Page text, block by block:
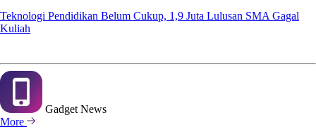
Teknologi Pendidikan Belum Cukup, 1,9 Juta Lulusan SMA Gagal
Kuliah
GadgetNews
More